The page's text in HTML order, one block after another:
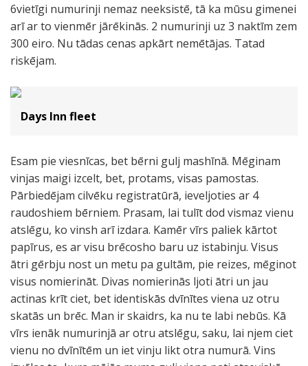
6vietīgi numurinji nemaz neeksistē, tā ka mūsu gimenei
arī ar to vienmēr jārēkinās. 2 numurinji uz 3 naktīm zem
300 eiro. Nu tādas cenas apkārt nemētājas. Tatad
riskējam.
Days Inn fleet
Esam pie viesnīcas, bet bērni gulj mashīnā. Mēginam
vinjas maigi izcelt, bet, protams, visas pamostas.
Pārbiedējam cilvēku registratūrā, ieveljoties ar 4
raudoshiem bērniem. Prasam, lai tulīt dod vismaz vienu
atslēgu, ko vinsh arī izdara. Kamēr vīrs paliek kārtot
papīrus, es ar visu brēcosho baru uz istabinju. Visus
ātri gērbju nost un metu pa gultām, pie reizes, mēginot
visus nomierināt. Divas nomierinās ljoti ātri un jau
actinas krīt ciet, bet identiskās dvīnītes viena uz otru
skatās un brēc. Man ir skaidrs, ka nu te labi nebūs. Kā
vīrs ienāk numurinjā ar otru atslēgu, saku, lai njem ciet
vienu no dvīnītēm un iet vinju likt otra numurā. Vins